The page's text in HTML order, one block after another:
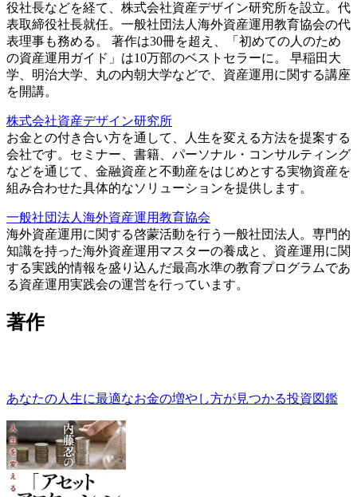
役社長などを経て、株式会社資産デザイン研究所を設立。代
表取締役社長就任。一般社団法人海外資産運用教育協会の代
表理事も務める。 著作は30冊を超え、「初めての人のため
の資産運用ガイド」は10万部のベストセラーに。 早稲田大
学、明治大学、丸の内朝大学などで、資産運用に関する講座
を開講。
株式会社資産デザイン研究所
お金との付き合い方を通して、人生を変える方法を提案する
会社です。セミナー、書籍、パーソナル・コンサルティング
などを通じて、金融資産と不動産をはじめとする実物資産を
組み合わせた具体的なソリューションを提供します。
一般社団法人海外資産運用教育協会
海外資産運用に関する啓蒙活動を行う一般社団法人。専門的
知識を持った海外資産運用マスターの養成と、資産運用に関
する実践的情報を盛り込んだ最高水準の教育プログラムであ
る資産運用実践会の運営を行っています。
著作
あなたの人生に最適なお金の増やし方が見つかる投資図鑑